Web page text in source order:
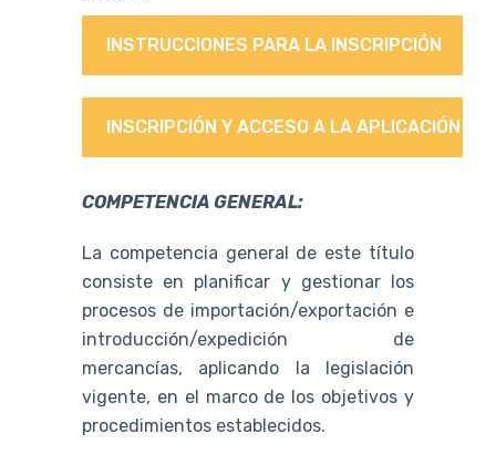
INSTRUCCIONES PARA LA INSCRIPCIÓN
INSCRIPCIÓN Y ACCESO A LA APLICACIÓN
COMPETENCIA GENERAL:
La competencia general de este título
consiste en planificar y gestionar los
procesos de importación/exportación e
introducción/expedición de
mercancías, aplicando la legislación
vigente, en el marco de los objetivos y
procedimientos establecidos.